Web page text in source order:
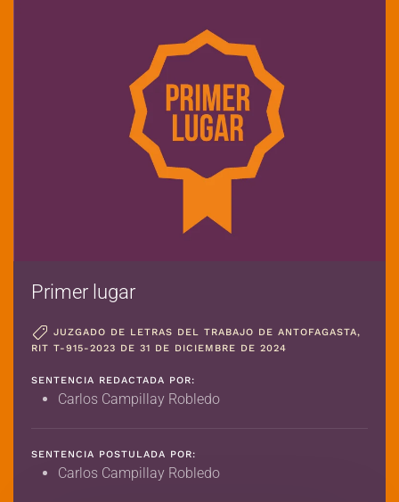
Primer lugar
JUZGADO DE LETRAS DEL TRABAJO DE ANTOFAGASTA,
RIT T-915-2023 DE 31 DE DICIEMBRE DE 2024
SENTENCIA REDACTADA POR:
Carlos Campillay Robledo
SENTENCIA POSTULADA POR:
Carlos Campillay Robledo